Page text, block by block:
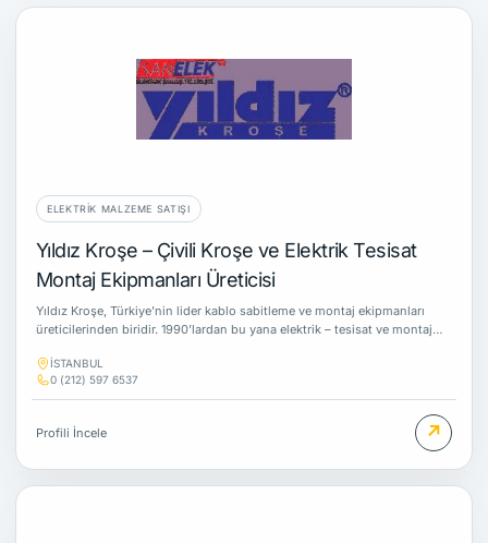
ELEKTRIK MALZEME SATIŞI
Yıldız Kroşe – Çivili Kroşe ve Elektrik Tesisat
Montaj Ekipmanları Üreticisi
Yıldız Kroşe, Türkiye’nin lider kablo sabitleme ve montaj ekipmanları
üreticilerinden biridir. 1990’lardan bu yana elektrik – tesisat ve montaj…
İSTANBUL
0 (212) 597 6537
Profili İncele ↗